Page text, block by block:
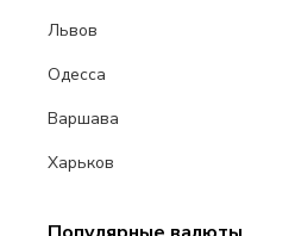
Львов
Одесса
Варшава
Харьков